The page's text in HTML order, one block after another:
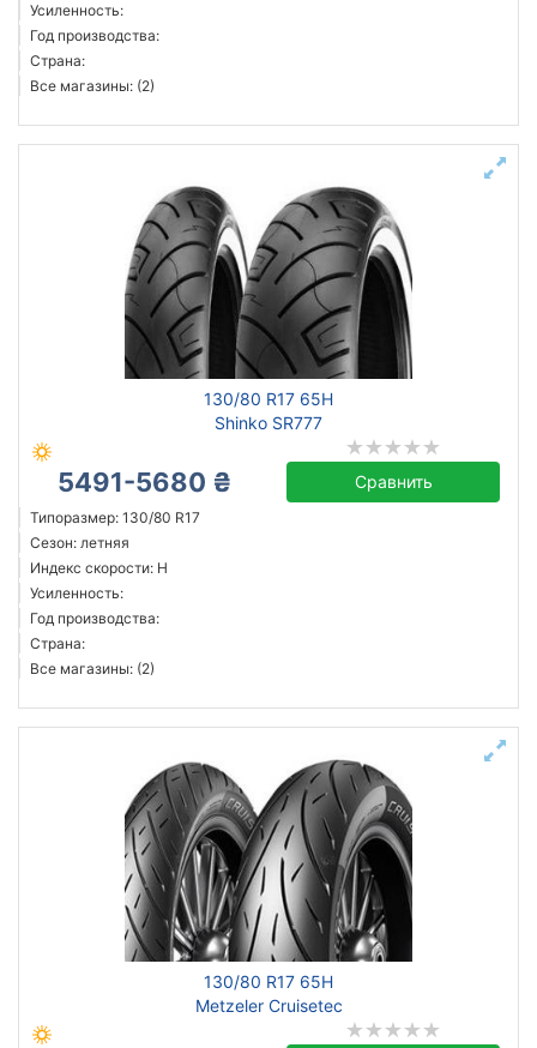
Усиленность:
Год производства:
Страна:
Все магазины: (2)
130/80 R17 65H
Shinko SR777
5491-5680 ₴ Сравнить
Типоразмер: 130/80 R17
Сезон: летняя
Индекс скорости: H
Усиленность:
Год производства:
Страна:
Все магазины: (2)
130/80 R17 65H
Metzeler Cruisetec